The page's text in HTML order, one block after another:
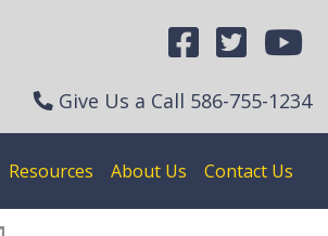
Give Us a Call 586-755-1234
Resources About Us Contact Us